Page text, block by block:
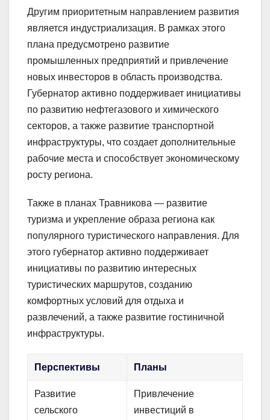
Другим приоритетным направлением развития
является индустриализация. В рамках этого
плана предусмотрено развитие
промышленных предприятий и привлечение
новых инвесторов в область производства.
Губернатор активно поддерживает инициативы
по развитию нефтегазового и химического
секторов, а также развитие транспортной
инфраструктуры, что создает дополнительные
рабочие места и способствует экономическому
росту региона.
Также в планах Травникова — развитие
туризма и укрепление образа региона как
популярного туристического направления. Для
этого губернатор активно поддерживает
инициативы по развитию интересных
туристических маршрутов, созданию
комфортных условий для отдыха и
развлечений, а также развитие гостиничной
инфраструктуры.
Перспективы Планы
Развитие
сельского
Привлечение
инвестиций в